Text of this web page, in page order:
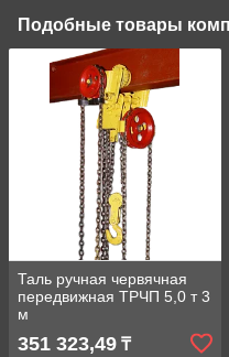
Подобные товары
Таль ручная червячная
передвижная ТРЧП 5,0 т 3
м
351 323,49 ₸